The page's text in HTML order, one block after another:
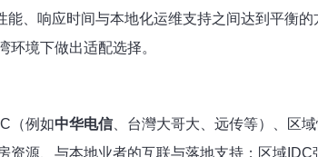
、响应时间与本地化运维支持之间达到平衡
境下做出适配选择。
（例如中华电信、台灣大哥大、远传等）、区
资源、与本地业者的互联与落地支持；区域